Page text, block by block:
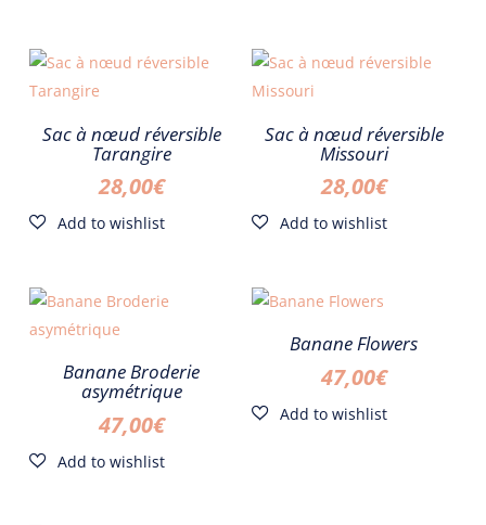
Sac à nœud réversible
Tarangire
28,00€
Sac à nœud réversible
Missouri
28,00€
Banane Broderie
asymétrique
47,00€
Banane Flowers
47,00€